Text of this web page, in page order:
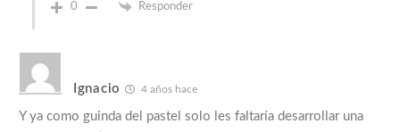
0 Responder
Ignacio 4 años hace
Y ya como guinda del pastel solo les faltaría desarrollar una